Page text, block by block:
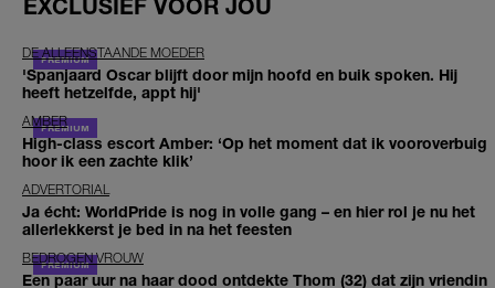
EXCLUSIEF VOOR JOU
DE ALLEENSTAANDE MOEDER
'Spanjaard Oscar blijft door mijn hoofd en buik spoken. Hij
heeft hetzelfde, appt hij'
AMBER
High-class escort Amber: ‘Op het moment dat ik vooroverbuig
hoor ik een zachte klik’
ADVERTORIAL
Ja écht: WorldPride is nog in volle gang – en hier rol je nu het
allerlekkerst je bed in na het feesten
BEDROGEN VROUW
Een paar uur na haar dood ontdekte Thom (32) dat zijn vriendin